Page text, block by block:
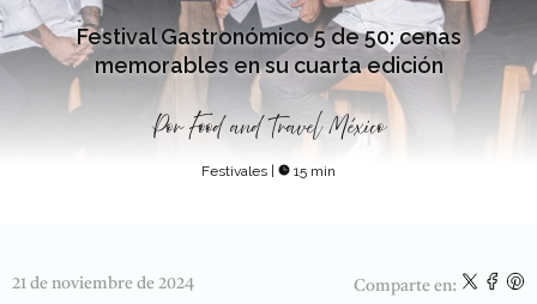
Festival Gastronómico 5 de 50: cenas
memorables en su cuarta edición
Por Food and Travel México
Festivales 15 min
21 de noviembre de 2024 Comparte en: